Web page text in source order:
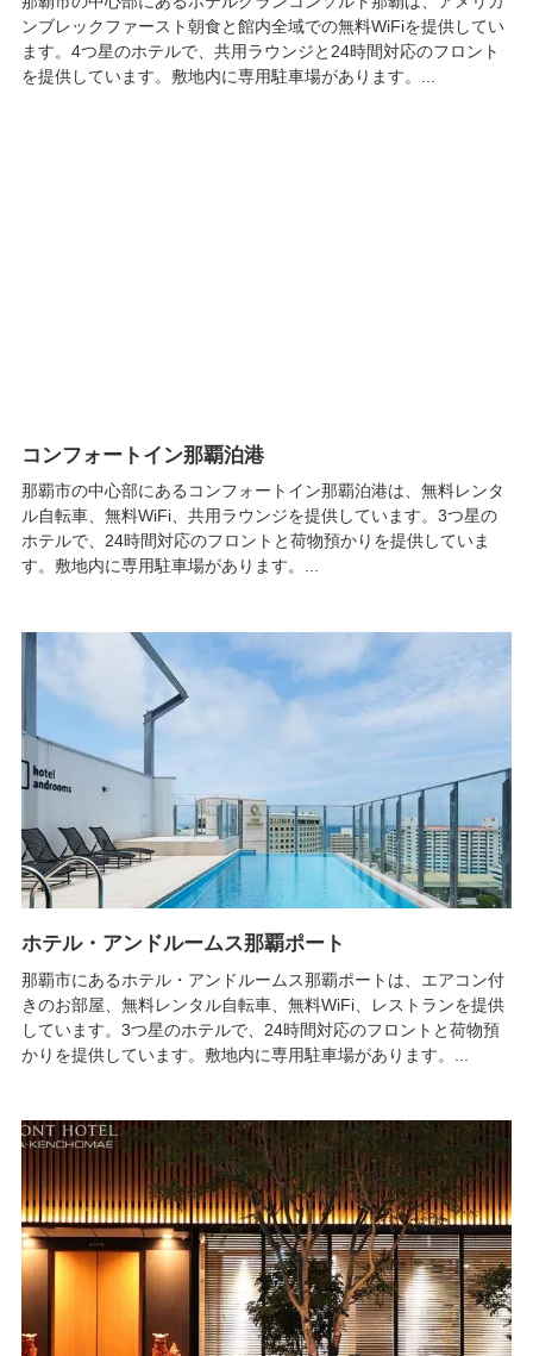
ンブレックファースト朝食と館内全域での無料WiFiを提供してい
ます。4つ星のホテルで、共用ラウンジと24時間対応のフロント
を提供しています。敷地内に専用駐車場があります。...
コンフォートイン那覇泊港
那覇市の中心部にあるコンフォートイン那覇泊港は、無料レンタ
ル自転車、無料WiFi、共用ラウンジを提供しています。3つ星の
ホテルで、24時間対応のフロントと荷物預かりを提供していま
す。敷地内に専用駐車場があります。...
ホテル・アンドルームス那覇ポート
那覇市にあるホテル・アンドルームス那覇ポートは、エアコン付
きのお部屋、無料レンタル自転車、無料WiFi、レストランを提供
しています。3つ星のホテルで、24時間対応のフロントと荷物預
かりを提供しています。敷地内に専用駐車場があります。...